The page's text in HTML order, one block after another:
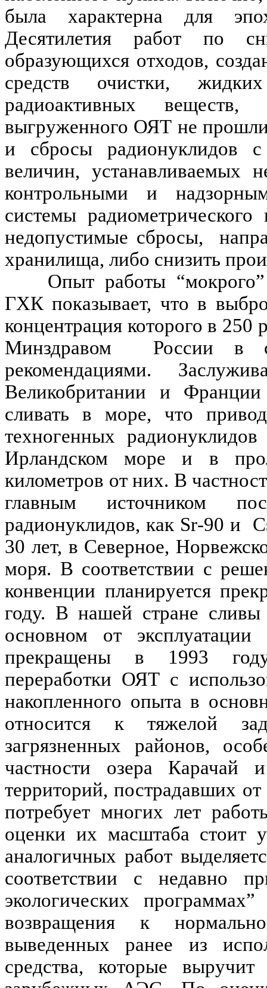
была характерна для
Десятилетия работ по
образующихся отходов,
средств очистки,
радиоактивных веществ,
выгруженного ОЯТ не
и сбросы радионуклидов
величин, устанавливаемых
контрольными и
системы
недопустимые сбросы,
хранилища, либо снизить
Опыт работы
ГХК показывает, что в
концентрация которого в
Минздравом
России в
рекомендациями.
Великобритании и
сливать в море, что
техногенных
Ирландском море и в
километров от них. В
главным источником
радионуклидов, как Sr-90 и С
30 лет, в Северное,
моря. В соответствии с
конвенции планируется
году. В нашей стране
основном от
прекращены в 1993 году.
переработки ОЯТ с
накопленного опыта в
относится к тяжелой
загрязненных районов,
частности озера Карачай
территорий, пострадавших
потребует многих лет
оценки их масштаба стоит
аналогичных работ
соответствии с недавно
экологических
возвращения к
выведенных ранее из
средства, которые